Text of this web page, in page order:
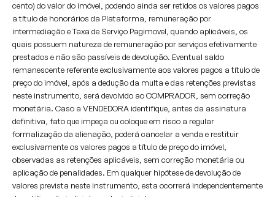
cento) do valor do imóvel, podendo ainda ser retidos os valores pagos
a título de honorários da Plataforma, remuneração por
intermediação e Taxa de Serviço Pagimovel, quando aplicáveis, os
quais possuem natureza de remuneração por serviços efetivamente
prestados e não são passíveis de devolução. Eventual saldo
remanescente referente exclusivamente aos valores pagos a título de
preço do imóvel, após a dedução da multa e das retenções previstas
neste instrumento, será devolvido ao COMPRADOR, sem correção
monetária. Caso a VENDEDORA identifique, antes da assinatura
definitiva, fato que impeça ou coloque em risco a regular
formalização da alienação, poderá cancelar a venda e restituir
exclusivamente os valores pagos a título de preço do imóvel,
observadas as retenções aplicáveis, sem correção monetária ou
aplicação de penalidades. Em qualquer hipótese de devolução de
valores prevista neste instrumento, esta ocorrerá independentemente